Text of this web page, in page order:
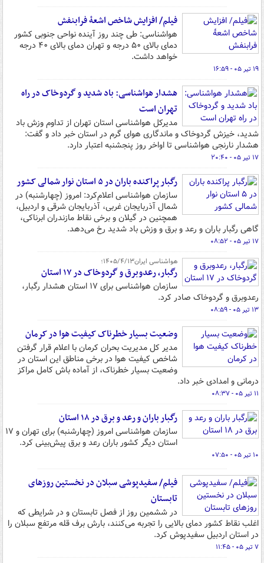
فیلم/ افزایش شاخص اشعهٔ فرابنفش
هواشناسی: طی چند روز آینده نواحی جنوبی کشور
دمای بالای ۵۰ درجه و تهران دمای بالای ۴۰ درجه
خواهد داشت.
۱۹ تیر ۰۵ - ۱۶:۵۹
هشدار هواشناسی: باد شدید و گردوخاک در راه
تهران است
مدیرکل هواشناسی استان تهران از تداوم وزش باد
شدید، خیزش گردوخاک و ماندگاری هوای گرم در استان خبر داد و گفت:
هشدار نارنجی هواشناسی تا اواخر روز پنجشنبه اعتبار دارد.
۱۷ تیر ۰۵ - ۲۰:۴۰
رگبار پراکنده باران در ۵ استان نوار شمالی کشور
سازمان هواشناسی اعلام‌کرد: امروز (چهارشنبه) در
شمال آذربایجان غربی، آذربایجان شرقی و اردبیل،
همچنین در گیلان و برخی نقاط مازندران ابرناکی،
گاهی رگبار باران و رعد و برق و وزش باد شدید رخ می‌دهد.
۱۷ تیر ۰۵ - ۰۸:۵۲
هواشناسی ایران۱۴۰۵/۴/۱۳؛
رگبار، رعدوبرق و گردوخاک در ۱۷ استان
سازمان هواشناسی برای ۱۷ استان هشدار رگبار،
رعدوبرق و گردوخاک صادر کرد.
۱۳ تیر ۰۵ - ۰۸:۵۹
وضعیت بسیار خطرناک کیفیت هوا در کرمان
مدیر کل مدیریت بحران کرمان با اعلام قرار گرفتن
شاخص کیفیت هوا در برخی مناطق این استان در
وضعیت بسیار خطرناک، از آماده‌ باش کامل مراکز
درمانی و امدادی خبر داد.
۱۱ تیر ۰۵ - ۰۸:۳۷
رگبار باران و رعد و برق در ۱۸ استان
سازمان هواشناسی امروز (چهارشنبه) برای تهران و ۱۷
استان دیگر کشور باران رعد و برق پیش‌بینی کرد.
۱۰ تیر ۰۵ - ۰۷:۵۰
فیلم/ سفیدپوشی سبلان در نخستین روزهای
تابستان
در ششمین روز از فصل تابستان و در شرایطی که
اغلب نقاط کشور دمای بالایی را تجربه می‌کنند، بارش برف قله مرتفع سبلان را
در استان اردبیل سفیدپوش کرد.
۷ تیر ۰۵ - ۱۱:۴۵